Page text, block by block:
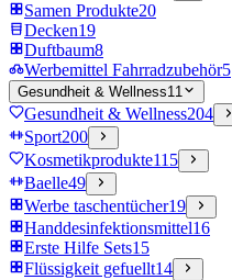
Samen Produkte20
Decken19
Duftbaum8
Werbemittel Fahrradzubehör5
Gesundheit & Wellness11
Gesundheit & Wellness204
Sport200
Kosmetikprodukte115
Baelle49
Werbe taschentücher19
Handdesinfektionsmittel16
Erste Hilfe Sets15
Flüssigkeit gefuellt14